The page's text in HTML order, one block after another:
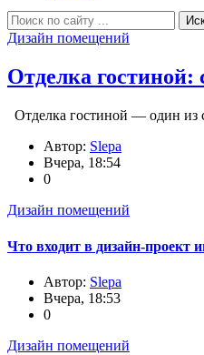
Дизайн помещений
Отделка гостиной:
Отделка гостиной — один из
Автор: Slepa
Вчера, 18:54
0
Дизайн помещений
Что входит в дизайн-проект
Автор: Slepa
Вчера, 18:53
0
Дизайн помещений